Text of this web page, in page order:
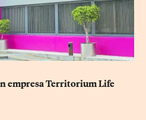
empresa Territorium Life